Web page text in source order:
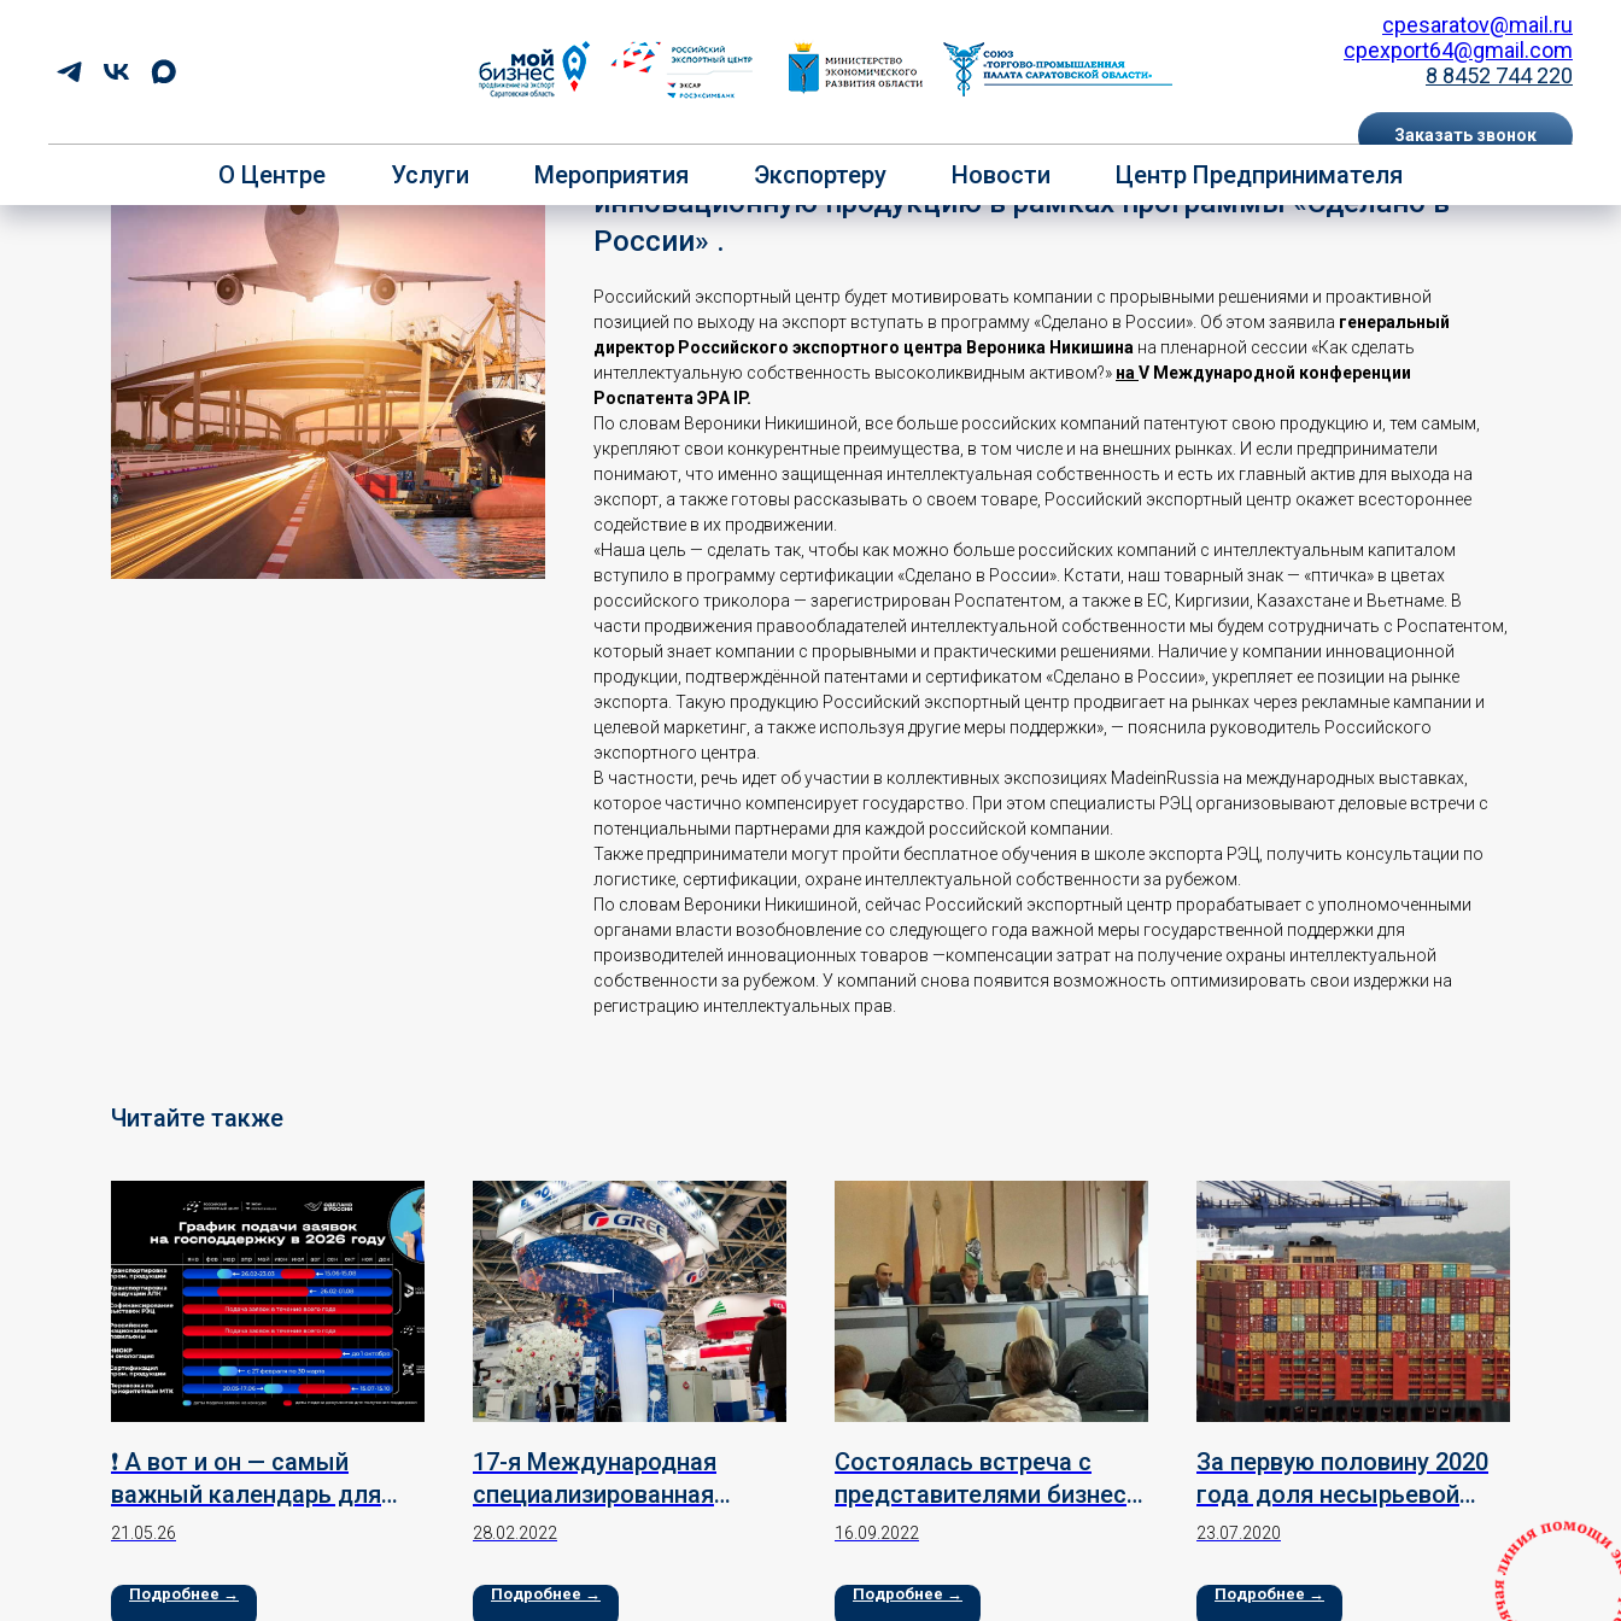
cpesaratov@mail.ru
cpexport64@gmail.com
8 8452 744 220
Заказать звонок
EN RU
О Центре Услуги Мероприятия Экспортеру Новости Центр Предпринимателя
РЭЦ будет продвигать на зарубежные рынки запатентованную
инновационную продукцию в рамках программы «Сделано в
России» .
Российский экспортный центр будет мотивировать компании с прорывными решениями и проактивной
позицией по выходу на экспорт вступать в программу «Сделано в России». Об этом заявила генеральный
директор Российского экспортного центра Вероника Никишина на пленарной сессии «Как сделать
интеллектуальную собственность высоколиквидным активом?» на V Международной конференции
Роспатента ЭРА IP.
По словам Вероники Никишиной, все больше российских компаний патентуют свою продукцию и, тем самым,
укрепляют свои конкурентные преимущества, в том числе и на внешних рынках. И если предприниматели
понимают, что именно защищенная интеллектуальная собственность и есть их главный актив для выхода на
экспорт, а также готовы рассказывать о своем товаре, Российский экспортный центр окажет всестороннее
содействие в их продвижении.
«Наша цель — сделать так, чтобы как можно больше российских компаний с интеллектуальным капиталом
вступило в программу сертификации «Сделано в России». Кстати, наш товарный знак — «птичка» в цветах
российского триколора — зарегистрирован Роспатентом, а также в ЕС, Киргизии, Казахстане и Вьетнаме. В
части продвижения правообладателей интеллектуальной собственности мы будем сотрудничать с Роспатентом,
который знает компании с прорывными и практическими решениями. Наличие у компании инновационной
продукции, подтверждённой патентами и сертификатом «Сделано в России», укрепляет ее позиции на рынке
экспорта. Такую продукцию Российский экспортный центр продвигает на рынках через рекламные кампании и
целевой маркетинг, а также используя другие меры поддержки», — пояснила руководитель Российского
экспортного центра.
В частности, речь идет об участии в коллективных экспозициях MadeinRussia на международных выставках,
которое частично компенсирует государство. При этом специалисты РЭЦ организовывают деловые встречи с
потенциальными партнерами для каждой российской компании.
Также предприниматели могут пройти бесплатное обучения в школе экспорта РЭЦ, получить консультации по
логистике, сертификации, охране интеллектуальной собственности за рубежом.
По словам Вероники Никишиной, сейчас Российский экспортный центр прорабатывает с уполномоченными
органами власти возобновление со следующего года важной меры государственной поддержки для
производителей инновационных товаров —компенсации затрат на получение охраны интеллектуальной
собственности за рубежом. У компаний снова появится возможность оптимизировать свои издержки на
регистрацию интеллектуальных прав.
Читайте также
❗️ А вот и он — самый
важный календарь для
экспортеров!
21.05.26
Подробнее →
17-я Международная
специализированная
выставка систем
вентиляции, отопления,
28.02.2022
Подробнее →
Cостоялась встреча с
представителями бизнес-
кругов г. Вольск
16.09.2022
Подробнее →
За первую половину 2020
года доля несырьевой
составляющей в общем
экспорта выросла на 10%
23.07.2020
Подробнее →